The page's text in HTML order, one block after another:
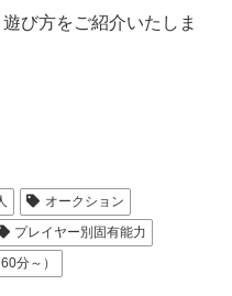
び方をご紹介いたしま
オークション
プレイヤー別固有能力
分～）